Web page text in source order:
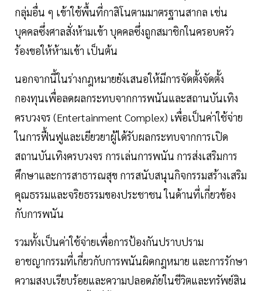
กลุ่มอื่น ๆ เข้าใช้พื้นที่กาสิโนตามมาตรฐานสากล เช่น
บุคคลซึ่งศาลสั่งห้ามเข้า บุคคลซึ่งถูกสมาชิกในครอบครัว
ร้องขอให้ห้ามเข้า เป็นต้น
นอกจากนี้ในร่างกฎหมายยังเสนอให้มีการจัดตั้งจัดตั้ง
กองทุนเพื่อลดผลกระทบจากการพนันและสถานบันเทิง
ครบวงจร (Entertainment Complex) เพื่อเป็นค่าใช้จ่าย
ในการฟื้นฟูและเยียวยาผู้ได้รับผลกระทบจากการเปิด
สถานบันเทิงครบวงจร การเล่นการพนัน การส่งเสริมการ
ศึกษาและการสาธารณสุข การสนับสนุนกิจกรรมสร้างเสริม
คุณธรรมและจริยธรรมของประชาชน ในด้านที่เกี่ยวข้อง
กับการพนัน
รวมทั้งเป็นค่าใช้จ่ายเพื่อการป้องกันปราบปราม
อาชญากรรมที่เกี่ยวกับการพนันผิดกฎหมาย และการรักษา
ความสงบเรียบร้อยและความปลอดภัยในชีวิตและทรัพย์สิน